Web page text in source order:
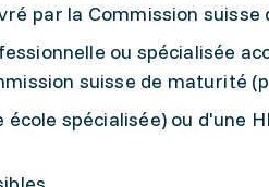
par la Commission suisse
ou spécialisée
suisse de maturité
spécialisée) ou d'une